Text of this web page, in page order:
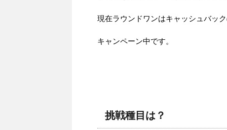
現在ラウンドワンはキャッシュバッ
キャンペーン中です。
挑戦種目は？